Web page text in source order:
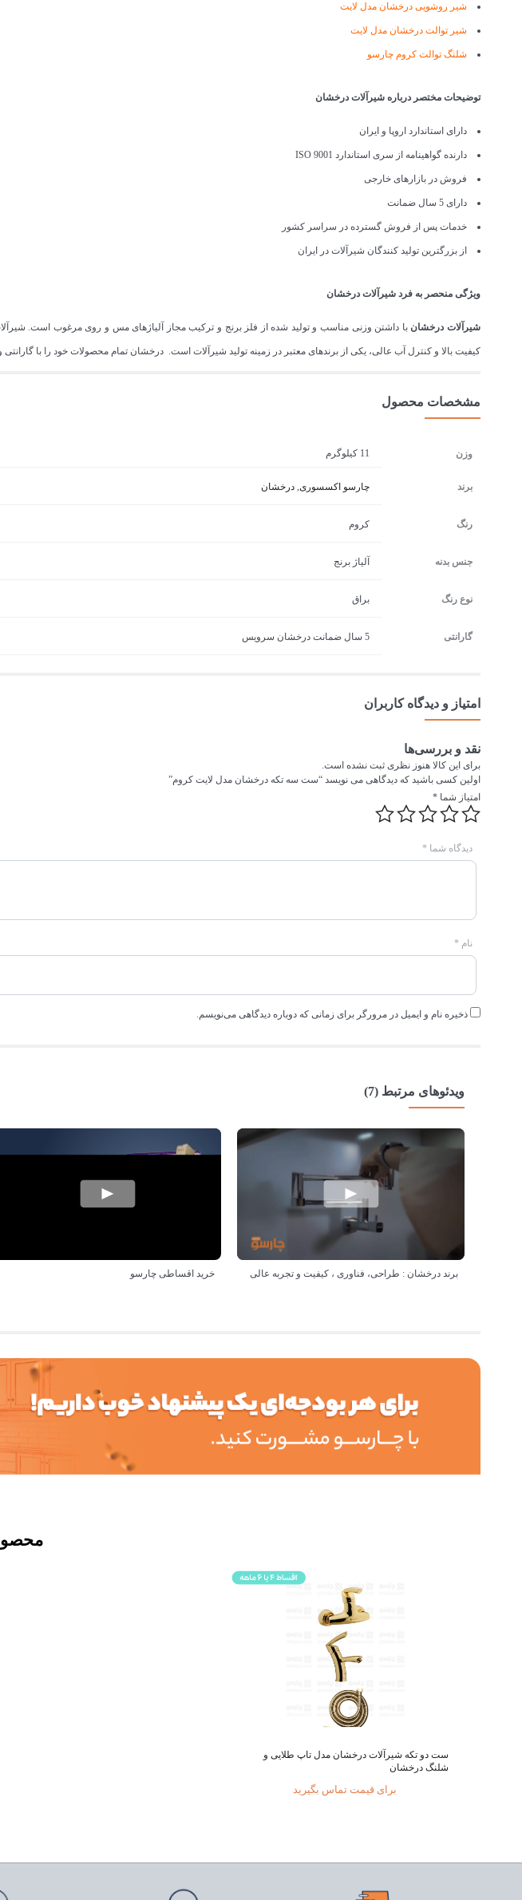
شیر روشویی درخشان مدل لایت
شیر توالت درخشان مدل لایت
شلنگ توالت کروم چارسو
توضیحات مختصر درباره شیرآلات درخشان
دارای استاندارد اروپا و ایران
دارنده گواهینامه از سری استاندارد ISO 9001
فروش در بازارهای خارجی
دارای 5 سال ضمانت
خدمات پس از فروش گسترده در سراسر کشور
از بزرگترین تولید کنندگان شیرآلات در ایران
ویژگی منحصر به فرد شیرآلات درخشان
شیرآلات درخشانبا داشتن وزنی مناسب و تولید شده از فلز برنج و ترکیب مجاز آلیاژهای مس و روی مرغوب است.
کیفیت بالا و کنترل آب عالی، یکی از برندهای معتبر در زمینه تولید شیرآلات است. درخشان تمام محصولات خود را با گارانتی و ضمانت 5 ساله
مشخصات محصول
وزن 11 کیلوگرم
برند چارسو اکسسوری, درخشان
رنگ کروم
جنس بدنه آلیاژ برنج
نوع رنگ براق
گارانتی 5 سال ضمانت درخشان سرویس
امتیاز و دیدگاه کاربران
نقد و بررسی‌ها
برای این کالا هنوز نظری ثبت نشده است.
اولین کسی باشید که دیدگاهی می نویسد “ست سه تکه درخشان مدل لایت کروم”
امتیاز شما *
دیدگاه شما *
نام *
ذخیره نام و ایمیل در مرورگر برای زمانی که دوباره دیدگاهی می‌نویسم.
ویدئوهای مرتبط (7)
برند درخشان : طراحی، فناوری ، کیفیت و تجربه عالی خرید اقساطی چارسو
ست دو تکه شیرآلات درخشان مدل تاپ طلایی و
شلنگ درخشان
برای قیمت تماس بگیرید